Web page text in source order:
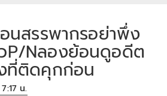
นสรรพากรอย่าพึ่ง
P/Nลองย้อนดูอดีต
ที่ติดคุกก่อน
น.